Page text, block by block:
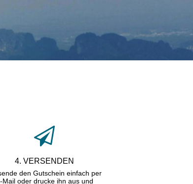
4. VERSENDEN
den Gutschein einfach per
Mail oder drucke ihn aus und